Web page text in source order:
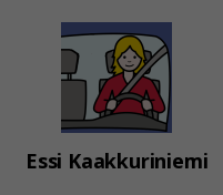
Essi Kaakkuriniemi